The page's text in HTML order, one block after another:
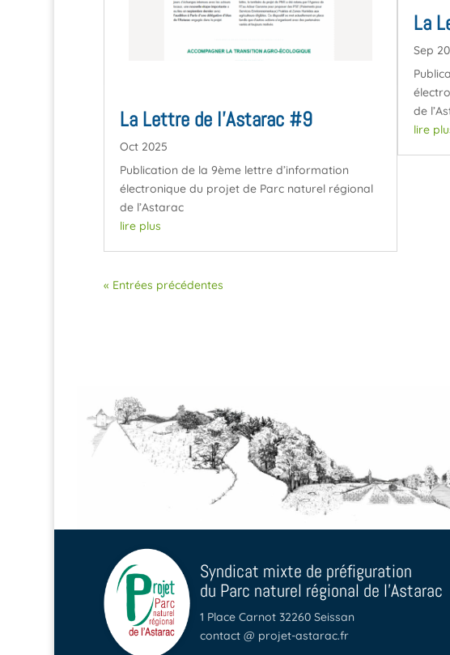
La Lettre de l’Astarac #9
Oct 2025
Publication de la 9ème lettre d’information
électronique du projet de Parc naturel régional
de l’Astarac
lire plus
La
Sep
de
lire
« Entrées précédentes
Syndicat mixte de préfiguration
du Parc naturel régional de l'Astarac
1 Place Carnot 32260 Seissan
contact @ projet-astarac.fr